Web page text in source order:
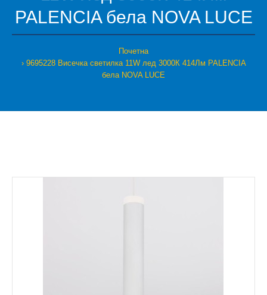
PALENCIA бела NOVA LUCE
Почетна
9695228 Висечка светилка 11W лед 3000К 414Лм PALENCIA
бела NOVA LUCE